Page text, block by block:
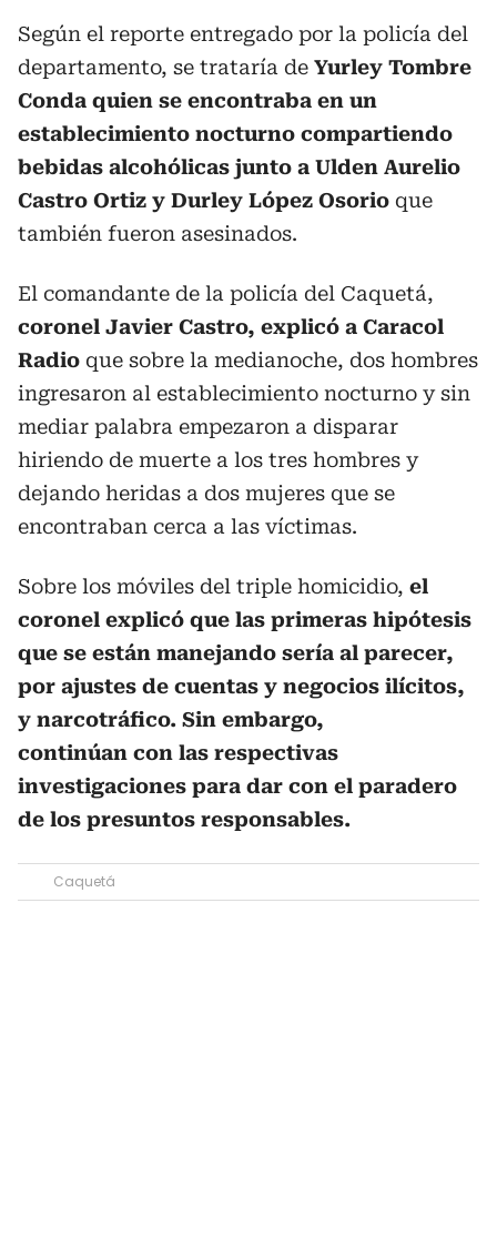
Según el reporte entregado por la policía del
departamento, se trataría de Yurley Tombre
Conda quien se encontraba en un
establecimiento nocturno compartiendo
bebidas alcohólicas junto a Ulden Aurelio
Castro Ortiz y Durley López Osorio que
también fueron asesinados.
El comandante de la policía del Caquetá,
coronel Javier Castro, explicó a Caracol
Radio que sobre la medianoche, dos hombres
ingresaron al establecimiento nocturno y sin
mediar palabra empezaron a disparar
hiriendo de muerte a los tres hombres y
dejando heridas a dos mujeres que se
encontraban cerca a las víctimas.
Sobre los móviles del triple homicidio, el
coronel explicó que las primeras hipótesis
que se están manejando sería al parecer,
por ajustes de cuentas y negocios ilícitos,
y narcotráfico. Sin embargo,
continúan con las respectivas
investigaciones para dar con el paradero
de los presuntos responsables.
Caquetá